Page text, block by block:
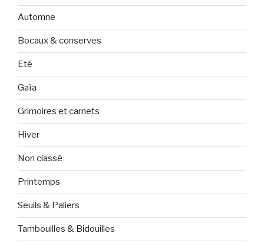
Automne
Bocaux & conserves
Eté
Gaïa
Grimoires et carnets
Hiver
Non classé
Printemps
Seuils & Paliers
Tambouilles & Bidouilles